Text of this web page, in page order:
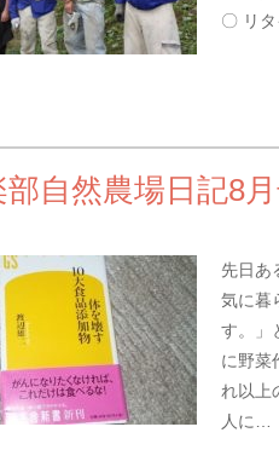
〇 リ
部自然農場日記8
先日あ
気に暮
す。」
に野菜
れ以上
人に…